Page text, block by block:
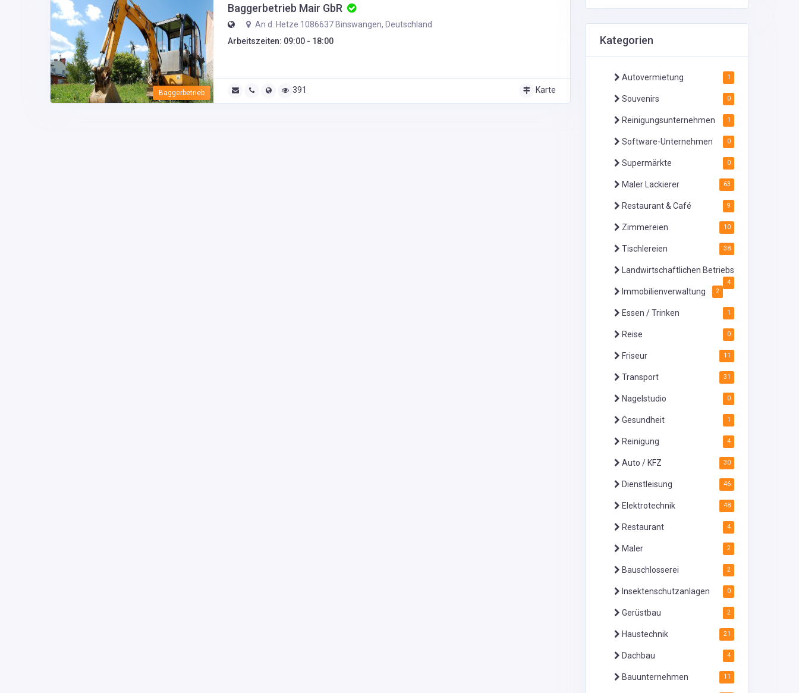
Baggerbetrieb
Baggerbetrieb Mair GbR
An d. Hetze 1086637 Binswangen, Deutschland
Arbeitszeiten: 09:00 - 18:00
391 Karte
Kategorien
Autovermietung 1
Souvenirs 0
Reinigungsunternehmen 1
Software-Unternehmen 0
Supermärkte 0
Maler Lackierer 63
Restaurant & Café 9
Zimmereien 10
Tischlereien 38
Landwirtschaftlichen Betriebs
4
Immobilienverwaltung 2
Essen / Trinken 1
Reise 0
Friseur 11
Transport 31
Nagelstudio 0
Gesundheit 1
Reinigung 4
Auto / KFZ 30
Dienstleisung 46
Elektrotechnik 48
Restaurant 4
Maler 2
Bauschlosserei 2
Insektenschutzanlagen 0
Gerüstbau 2
Haustechnik 21
Dachbau 4
Bauunternehmen 11